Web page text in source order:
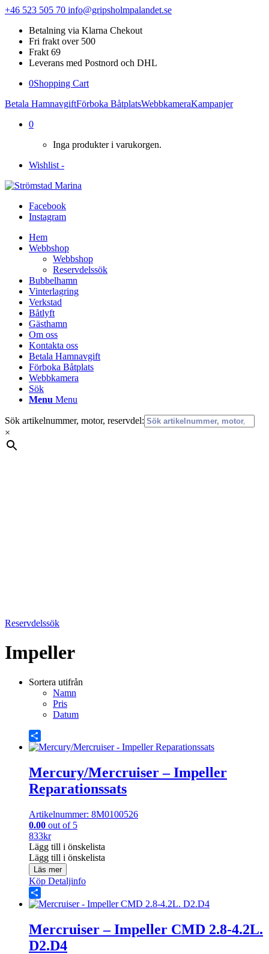
+46 523 505 70 info@gripsholmpalandet.se
Betalning via Klarna Chekout
Fri frakt over 500
Frakt 69
Leverans med Postnord och DHL
0Shopping Cart
Betala HamnavgiftFörboka BåtplatsWebbkameraKampanjer
0
Inga produkter i varukorgen.
Wishlist -
Facebook
Instagram
Hem
Webbshop
Webbshop
Reservdelssök
Bubbelhamn
Vinterlagring
Verkstad
Båtlyft
Gästhamn
Om oss
Kontakta oss
Betala Hamnavgift
Förboka Båtplats
Webbkamera
Sök
Menu Menu
Sök artikelnummer, motor, reservdel:
×
Reservdelssök
Impeller
Sortera utifrån
Namn
Pris
Datum
Share
Mercury/Mercruiser – Impeller
Reparationssats
Artikelnummer: 8M0100526
0.00 out of 5
833kr
Lägg till i önskelista
Lägg till i önskelista
Läs mer
Köp Detaljinfo
Share
Mercruiser – Impeller CMD 2.8-4.2L.
D2.D4